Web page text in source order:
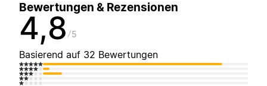
Bewertungen & Rezensionen
4,8 5
Basierend auf 32 Bewertungen